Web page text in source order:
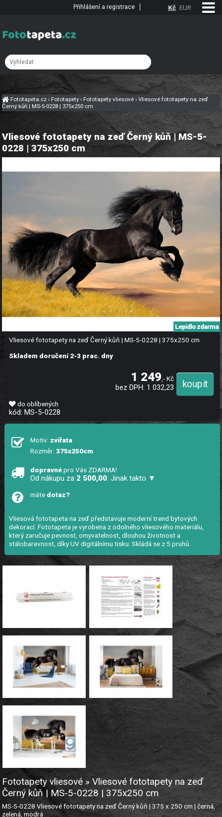
Fototapeta.cz› Fototapety› Fototapety vliesové ›Vliesové fototapety na zeď
Černý kůň | MS-5-0228 | 375x250 cm
Vliesové fototapety na zeď Černý kůň | MS-5-
0228 | 375x250 cm
Vliesové fototapety na zeď Černý kůň | MS-5-0228 | 375x250 cm
Lepidlo zdarma
Skladem doručení 2-3 prac. dny
1 249,- Kč
bez DPH: 1 032,23
do oblíbených
kód: MS-5-0228
Motiv: zvířata
Rozměr: 375x250cm
dopravnépro Vás ZDARMA!
Od nákupu za 2 500,00. Jinak takto ▼
máte dotaz?
Vliesová fototapeta na zeď představuje moderní trend bytových
dekorací. Fototapeta je vyrobena z odolného vliesového materiálu,
který zaručuje pevnost, omyvatelnost, dlouhou životnost a
stálobarevnost, díky UV digitálnímu tisku. Skládá se z 5 pruhů.
Fototapety vliesové » Vliesové fototapety na zeď
Černý kůň | MS-5-0228 | 375x250 cm
MS-5-0228 Vliesové fototapety na zeď Černý kůň | 375 x 250 cm | černá,
zelená, modrá
Kč EUR
Přihlášení a registrace